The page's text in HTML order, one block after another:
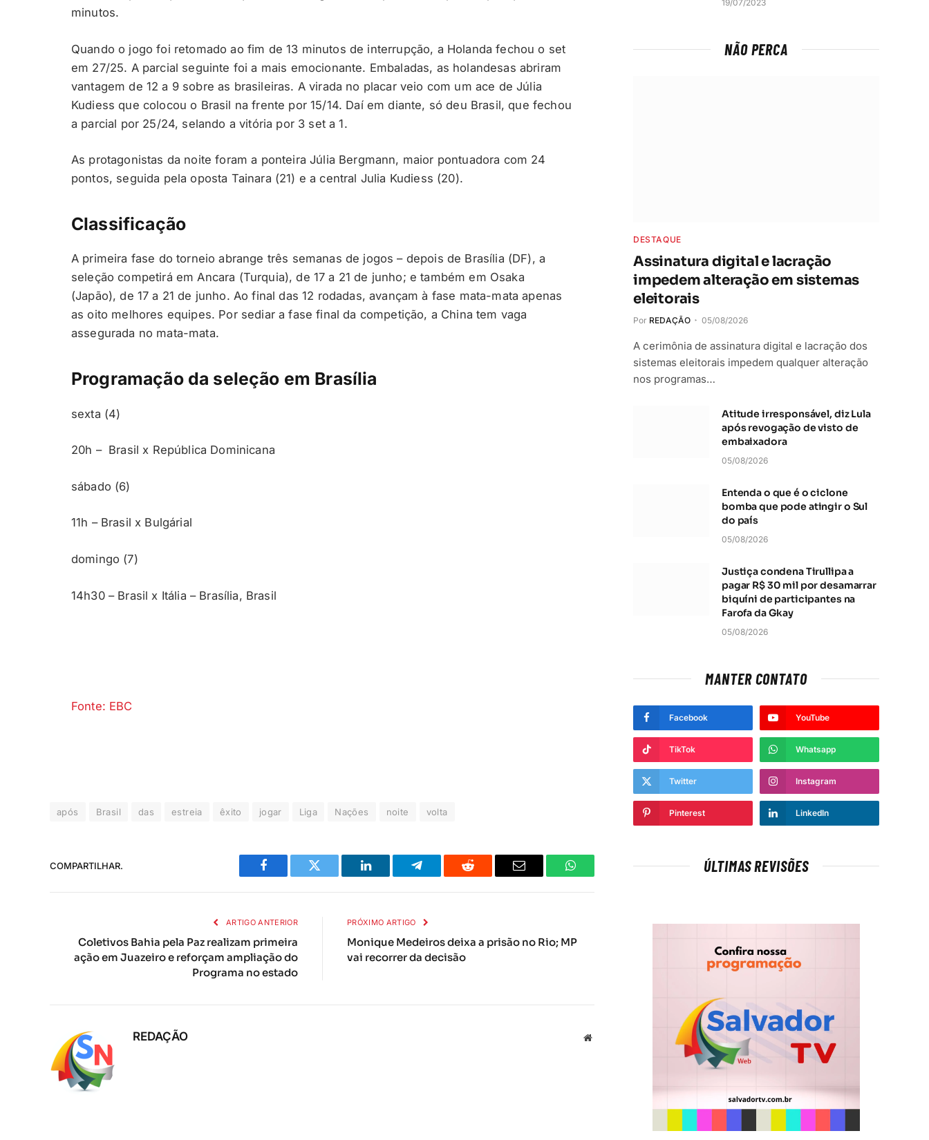
minutos.
Quando o jogo foi retomado ao fim de 13 minutos de interrupção, a Holanda fechou o set
em 27/25. A parcial seguinte foi a mais emocionante. Embaladas, as holandesas abriram
vantagem de 12 a 9 sobre as brasileiras. A virada no placar veio com um ace de Júlia
Kudiess que colocou o Brasil na frente por 15/14. Daí em diante, só deu Brasil, que fechou
a parcial por 25/24, selando a vitória por 3 set a 1.
As protagonistas da noite foram a ponteira Júlia Bergmann, maior pontuadora com 24
pontos, seguida pela oposta Tainara (21) e a central Julia Kudiess (20).
Classificação
A primeira fase do torneio abrange três semanas de jogos – depois de Brasília (DF), a
seleção competirá em Ancara (Turquia), de 17 a 21 de junho; e também em Osaka
(Japão), de 17 a 21 de junho. Ao final das 12 rodadas, avançam à fase mata-mata apenas
as oito melhores equipes. Por sediar a fase final da competição, a China tem vaga
assegurada no mata-mata.
Programação da seleção em Brasília
sexta (4)
20h – Brasil x República Dominicana
sábado (6)
11h – Brasil x Bulgárial
domingo (7)
14h30 – Brasil x Itália – Brasília, Brasil
Fonte: EBC
após Brasil das estreia êxito jogar Liga Nações noite volta
COMPARTILHAR.
Facebook Twitter LinkedIn TelegramaReddit
E-
Whatsapp
ARTIGO ANTERIOR
Coletivos Bahia pela Paz realizam primeira
ação em Juazeiro e reforçam ampliação do
Programa no estado
PRÓXIMO ARTIGO
Monique Medeiros deixa a prisão no Rio; MP
vai recorrer da decisão
REDAÇÃO
Local
19/07/2023
NÃO PERCA
DESTAQUE
Assinatura digital e lacração
impedem alteração em sistemas
eleitorais
Por REDAÇÃO 05/08/2026
A cerimônia de assinatura digital e lacração dos
sistemas eleitorais impedem qualquer alteração
nos programas…
Atitude irresponsável, diz Lula
após revogação de visto de
embaixadora
05/08/2026
Entenda o que é o ciclone
bomba que pode atingir o Sul
do país
05/08/2026
Justiça condena Tirullipa a
pagar R$ 30 mil por desamarrar
biquíni de participantes na
Farofa da Gkay
05/08/2026
MANTER CONTATO
Facebook YouTube
TikTok Whatsapp
Twitter Instagram
Pinterest LinkedIn
ÚLTIMAS REVISÕES